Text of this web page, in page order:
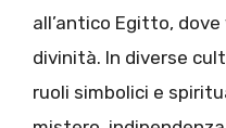
all’antico Egitto,
divinità. In diverse
ruoli simbolici e